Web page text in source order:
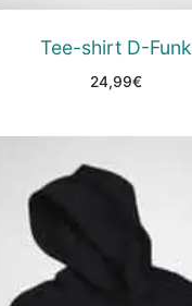
Tee-shirt D-Funk
24,99€